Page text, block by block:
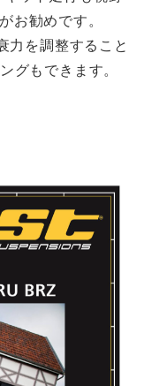
勧めです。
力を調整すること
グもできます。